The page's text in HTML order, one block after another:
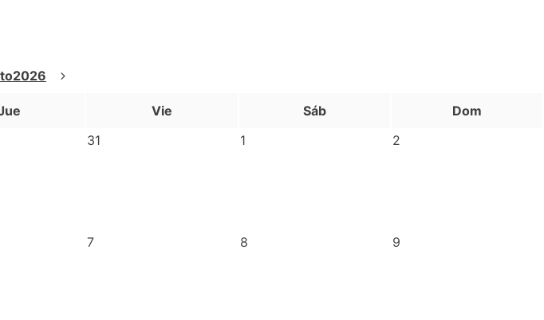
2026
Vie Sáb
Dom
31 1 2
7 8 9